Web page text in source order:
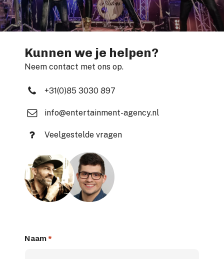
Kunnen we je helpen?
Neem contact met ons op.
+31(0)85 3030 897
info@entertainment-agency.nl
Veelgestelde vragen
Naam *